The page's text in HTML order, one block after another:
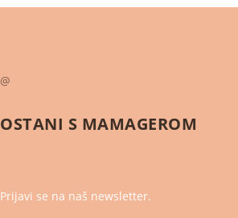
@
OSTANI S MAMAGEROM
Prijavi se na naš newsletter.